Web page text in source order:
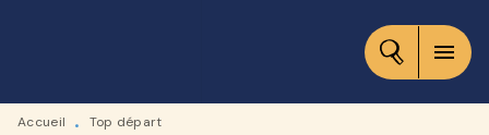
CONTENU
menu
Accueil • Top départ